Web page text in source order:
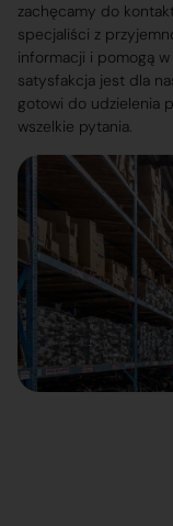
zachęcamy do
specjaliści z
informacji i pomogą
satysfakcja jest dla
gotowi do udzielenia
wszelkie pytania.